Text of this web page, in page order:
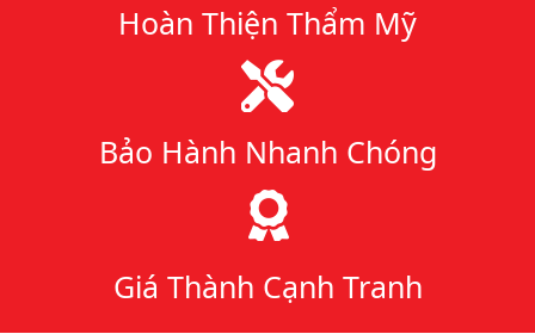
Hoàn Thiện Thẩm Mỹ
Bảo Hành Nhanh Chóng
Giá Thành Cạnh Tranh